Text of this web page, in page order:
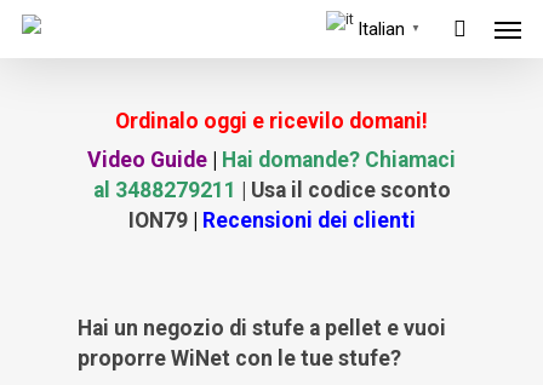
Skip
Italian ▼
Ordinalo oggi e ricevilo domani!
Video Guide
Hai domande? Chiamaci
al 3488279211
| Usa il codice sconto
ION79
Recensioni dei clienti
Hai un negozio di stufe a pellet e vuoi
proporre WiNet con le tue stufe?